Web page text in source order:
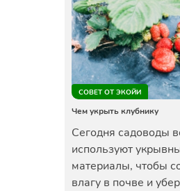
СОВЕТ ОТ ЭКОЙИ
Чем укрыть клубнику
Сегодня садоводы
используют
материалы, чтобы
влагу в почве и